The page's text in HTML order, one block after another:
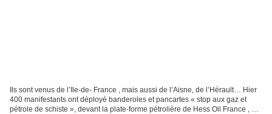
Ils sont venus de l’Ile-de- France , mais aussi de l’Aisne, de l’Hérault… Hier
400 manifestants ont déployé banderoles et pancartes « stop aux gaz et
pétrole de schiste », devant la plate-forme pétrolière de Hess Oil France , à